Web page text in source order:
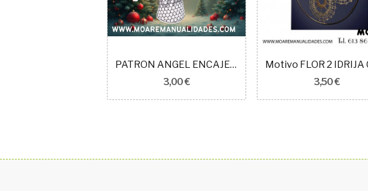
PATRON ANGEL ENCAJE IDRIJA 004
3,00 €
3,50 €